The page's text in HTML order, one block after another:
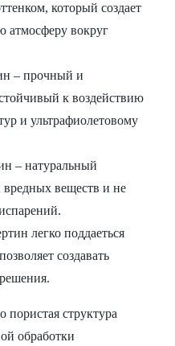
который создает
вокруг
– прочный и
к воздействию
и ультрафиолетовому
– натуральный
веществ и не
легко поддаеться
создавать
пористая структура
обработки